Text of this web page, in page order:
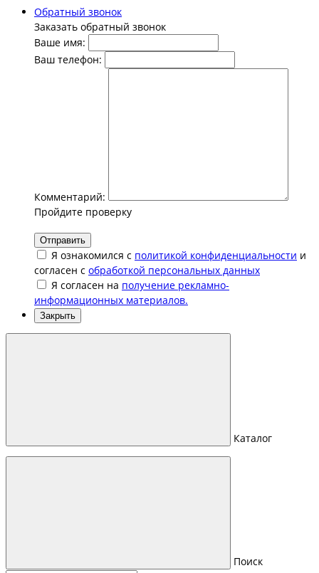
Обратный звонок
Заказать обратный звонок
Ваше имя:
Ваш телефон:
Комментарий:
Пройдите проверку
Отправить
Я ознакомился с политикой конфиденциальности и
согласен с обработкой персональных данных
Я согласен на получение рекламно-
информационных материалов.
Закрыть
Каталог
Поиск